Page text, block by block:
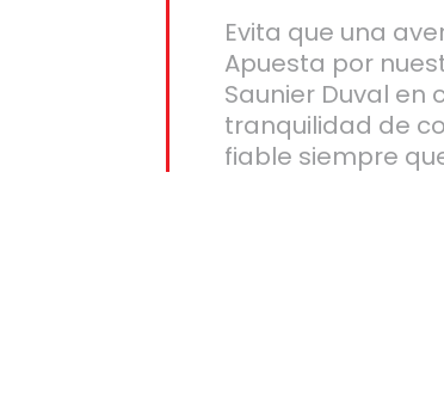
Evita que una
Apuesta por
Saunier Duval en
tranquilidad de
fiable siempre